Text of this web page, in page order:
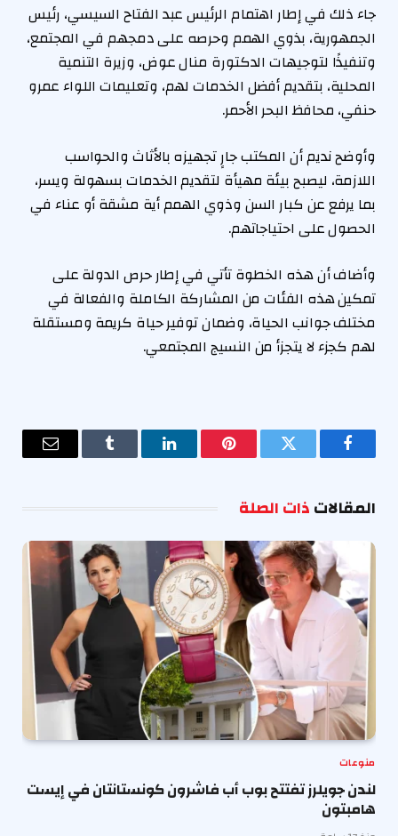
جاء ذلك في إطار اهتمام الرئيس عبد الفتاح السيسي، رئيس
الجمهورية، بذوي الهمم وحرصه على دمجهم في المجتمع،
وتنفيذًا لتوجيهات الدكتورة منال عوض، وزيرة التنمية
المحلية، بتقديم أفضل الخدمات لهم، وتعليمات اللواء عمرو
حنفي، محافظ البحر الأحمر.
وأوضح نديم أن المكتب جارٍ تجهيزه بالأثاث والحواسب
اللازمة، ليصبح بيئة مهيأة لتقديم الخدمات بسهولة ويسر،
بما يرفع عن كبار السن وذوي الهمم أية مشقة أو عناء في
الحصول على احتياجاتهم.
وأضاف أن هذه الخطوة تأتي في إطار حرص الدولة على
تمكين هذه الفئات من المشاركة الكاملة والفعالة في
مختلف جوانب الحياة، وضمان توفير حياة كريمة ومستقلة
لهم كجزء لا يتجزأ من النسيج المجتمعي.
فيسبوك تويتر بينتيريستلينكدإن Tumblr
البريد
المقالاتذات الصلة
منوعات
لندن جويلرز تفتتح بوب أب فاشرون كونستانتان في إيست
هامبتون